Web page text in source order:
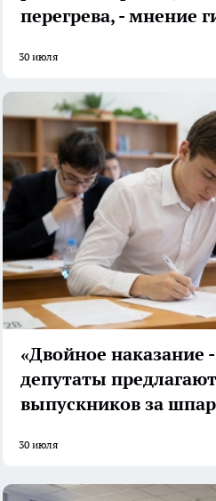
перегрева, - мнение
30 июля
«Двойное наказание
депутаты
выпускников за
30 июля